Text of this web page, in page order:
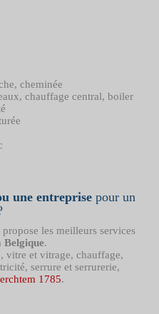
cheminée
chauffage central, boiler
une entreprise pour un
propose les meilleurs services
Belgique.
vitre et vitrage, chauffage,
serrure et serrurerie,
1785.